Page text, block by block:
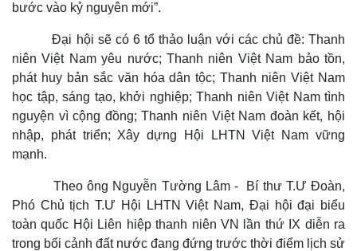
Doanh nghiệp
Thông tin doanh nghiệp
Doanh nghiệp 24h
Doanh nhân
Công nghệ
Sành điệu
Tin Công nghệ
bước vào kỷ nguyên mới”.
Đại hội sẽ có 6 tổ thảo luận với các chủ đề: Thanh
niên Việt Nam yêu nước; Thanh niên Việt Nam bảo tồn,
phát huy bản sắc văn hóa dân tộc; Thanh niên Việt Nam
học tập, sáng tạo, khởi nghiệp; Thanh niên Việt Nam tình
nguyện vì cộng đồng; Thanh niên Việt Nam đoàn kết, hội
nhập, phát triển; Xây dựng Hội LHTN Việt Nam vững
mạnh.
Theo ông Nguyễn Tường Lâm - Bí thư T.Ư Đoàn,
Phó Chủ tịch T.Ư Hội LHTN Việt Nam, Đại hội đại biểu
toàn quốc Hội Liên hiệp thanh niên VN lần thứ IX diễn ra
trong bối cảnh đất nước đang đứng trước thời điểm lịch sử